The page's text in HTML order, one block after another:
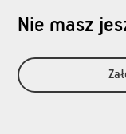
Nie masz